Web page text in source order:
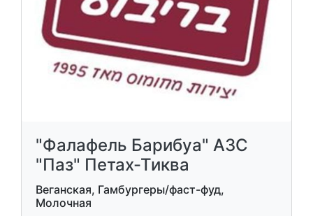
"Фалафель Барибуа" АЗС
"Паз" Петах-Тиква
Веганская, Гамбургеры/фаст-фуд,
Молочная